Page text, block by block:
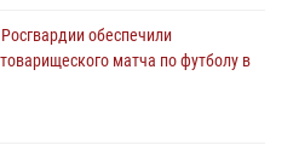
Росгвардии провели турнир по
обеспечили
матча по футболу в